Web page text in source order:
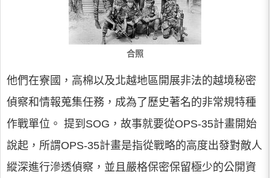
合照
他們在寮國，高棉以及北越地區開展非法的越境秘密
偵察和情報蒐集任務，成為了歷史著名的非常規特種
作戰單位。 提到SOG，故事就要從OPS-35計畫開始
說起，所謂OPS-35計畫是指從戰略的高度出發對敵人
縱深進行滲透偵察，並且嚴格保密保留極少的公開資